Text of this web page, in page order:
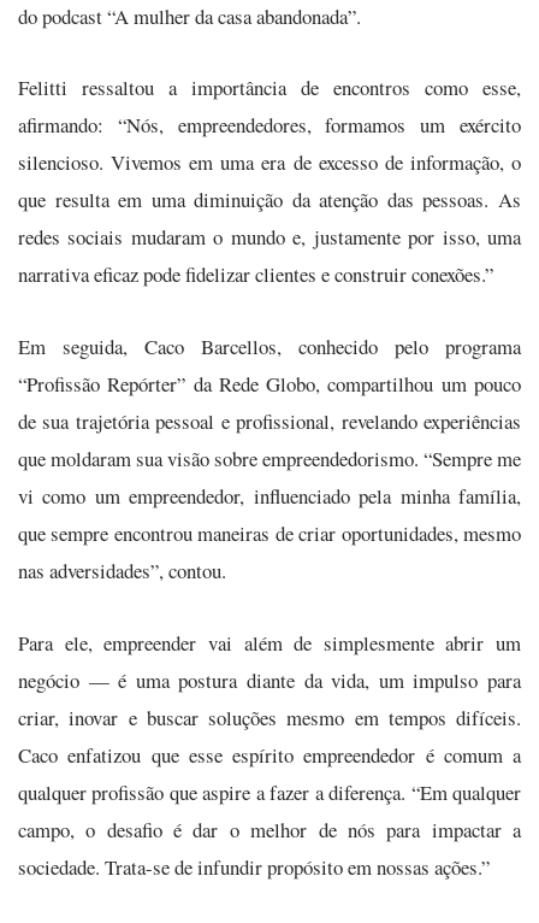
do podcast “A mulher da casa abandonada”.
Felitti ressaltou a importância de encontros como esse,
afirmando: “Nós, empreendedores, formamos um exército
silencioso. Vivemos em uma era de excesso de informação, o
que resulta em uma diminuição da atenção das pessoas. As
redes sociais mudaram o mundo e, justamente por isso, uma
narrativa eficaz pode fidelizar clientes e construir conexões.”
Em seguida, Caco Barcellos, conhecido pelo programa
“Profissão Repórter” da Rede Globo, compartilhou um pouco
de sua trajetória pessoal e profissional, revelando experiências
que moldaram sua visão sobre empreendedorismo. “Sempre me
vi como um empreendedor, influenciado pela minha família,
que sempre encontrou maneiras de criar oportunidades, mesmo
nas adversidades”, contou.
Para ele, empreender vai além de simplesmente abrir um
negócio — é uma postura diante da vida, um impulso para
criar, inovar e buscar soluções mesmo em tempos difíceis.
Caco enfatizou que esse espírito empreendedor é comum a
qualquer profissão que aspire a fazer a diferença. “Em qualquer
campo, o desafio é dar o melhor de nós para impactar a
sociedade. Trata-se de infundir propósito em nossas ações.”